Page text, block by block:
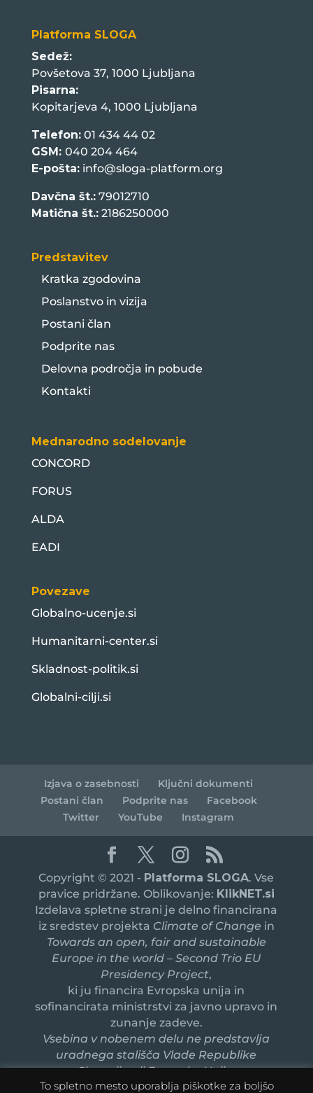
Platforma SLOGA
Sedež:
Povšetova 37, 1000 Ljubljana
Pisarna:
Kopitarjeva 4, 1000 Ljubljana
Telefon:01 434 44 02
GSM: 040 204 464
E-pošta: info@sloga-platform.org
Davčna št.:79012710
Matična št.:2186250000
Predstavitev
Kratka zgodovina
Poslanstvo in vizija
Postani član
Podprite nas
Delovna področja in pobude
Kontakti
Mednarodno sodelovanje
CONCORD
FORUS
ALDA
EADI
Povezave
Globalno-ucenje.si
Humanitarni-center.si
Skladnost-politik.si
Globalni-cilji.si
Izjava o zasebnosti
Ključni dokumenti
Postani član
Podprite nas
Facebook
Twitter
YouTube Instagram
Copyright © 2021 - Platforma SLOGA. Vse
pravice pridržane. Oblikovanje: KlikNET.si
Izdelava spletne strani je delno financirana
iz sredstev projekta Climate of Change in
Towards an open, fair and sustainable
Europe in the world – Second Trio EU
Presidency Project,
ki ju financira Evropska unija in
sofinancirata ministrstvi za javno upravo in
zunanje zadeve.
Vsebina v nobenem delu ne predstavlja
uradnega stališča Vlade Republike
Slovenije ali Evropske Unije.
To spletno mesto uporablja piškotke za boljšo